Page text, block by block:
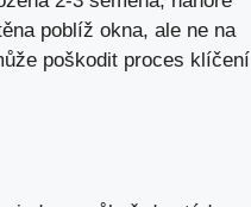
poblíž okna, ale ne na
poškodit proces klíčení